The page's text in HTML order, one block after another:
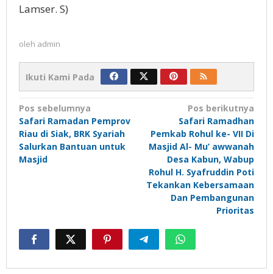
Lamser. S)
oleh admin
Ikuti Kami Pada
Navigasi
pos
Pos sebelumnya
Safari Ramadan Pemprov
Riau di Siak, BRK Syariah
Salurkan Bantuan untuk
Masjid
Pos berikutnya
Safari Ramadhan
Pemkab Rohul ke- VII Di
Masjid Al- Mu’ awwanah
Desa Kabun, Wabup
Rohul H. Syafruddin Poti
Tekankan Kebersamaan
Dan Pembangunan
Prioritas